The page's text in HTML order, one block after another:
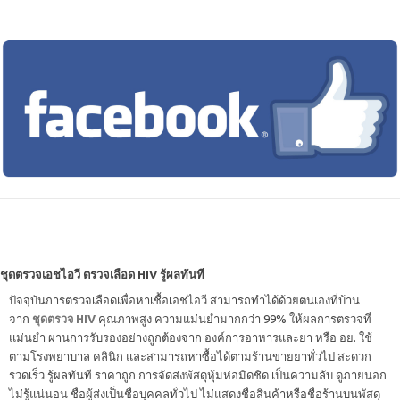
ชุดตรวจเอชไอวี ตรวจเลือด HIV รู้ผลทันที
ปัจจุบันการตรวจเลือดเพื่อหาเชื้อเอชไอวี สามารถทำได้ด้วยตนเองที่บ้าน
จาก ชุดตรวจ HIV คุณภาพสูง ความแม่นยำมากกว่า 99% ให้ผลการตรวจที่
แม่นยำ ผ่านการรับรองอย่างถูกต้องจาก องค์การอาหารและยา หรือ อย. ใช้
ตามโรงพยาบาล คลินิก และสามารถหาซื้อได้ตามร้านขายยาทั่วไป สะดวก
รวดเร็ว รู้ผลทันที ราคาถูก การจัดส่งพัสดุหุ้มห่อมิดชิด เป็นความลับ ดูภายนอก
ไม่รู้แน่นอน ชื่อผู้ส่งเป็นชื่อบุคคลทั่วไป ไม่แสดงชื่อสินค้าหรือชื่อร้านบนพัสดุ